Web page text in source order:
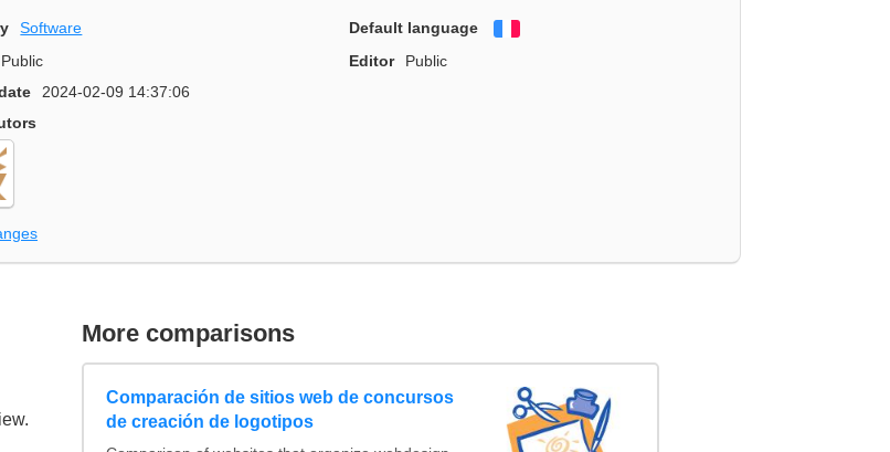
Software Default language
Public Editor
Public
2024-02-09 14:37:06
More comparisons
Comparación de sitios web de concursos
de creación de logotipos